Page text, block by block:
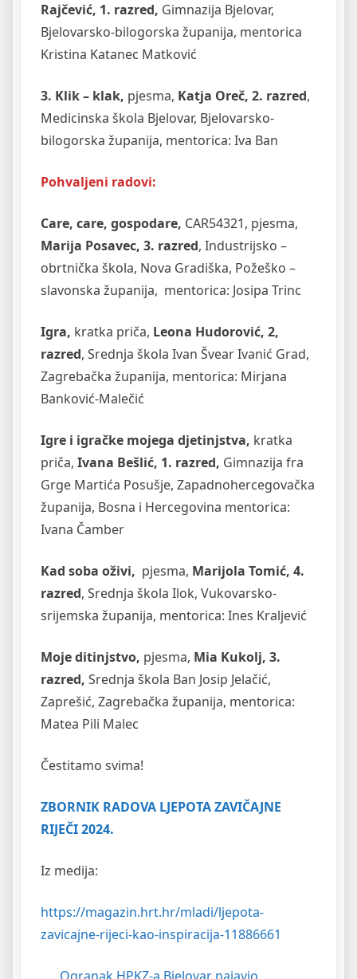
Rajčević, 1. razred, Gimnazija Bjelovar,
Bjelovarsko-bilogorska županija, mentorica
Kristina Katanec Matković
3. Klik – klak, pjesma, Katja Oreč, 2. razred,
Medicinska škola Bjelovar, Bjelovarsko-
bilogorska županija, mentorica: Iva Ban
Pohvaljeni radovi:
Care, care, gospodare, CAR54321, pjesma,
Marija Posavec, 3. razred, Industrijsko –
obrtnička škola, Nova Gradiška, Požeško –
slavonska županija, mentorica: Josipa Trinc
Igra, kratka priča, Leona Hudorović, 2,
razred, Srednja škola Ivan Švear Ivanić Grad,
Zagrebačka županija, mentorica: Mirjana
Banković-Malečić
Igre i igračke mojega djetinjstva, kratka
priča, Ivana Bešlić, 1. razred, Gimnazija fra
Grge Martića Posušje, Zapadnohercegovačka
županija, Bosna i Hercegovina mentorica:
Ivana Čamber
Kad soba oživi, pjesma, Marijola Tomić, 4.
razred, Srednja škola Ilok, Vukovarsko-
srijemska županija, mentorica: Ines Kraljević
Moje ditinjstvo, pjesma, Mia Kukolj, 3.
razred, Srednja škola Ban Josip Jelačić,
Zaprešić, Zagrebačka županija, mentorica:
Matea Pili Malec
Čestitamo svima!
ZBORNIK RADOVA LJEPOTA ZAVIČAJNE
RIJEČI 2024.
Iz medija:
https://magazin.hrt.hr/mladi/ljepota-
zavicajne-rijeci-kao-inspiracija-11886661